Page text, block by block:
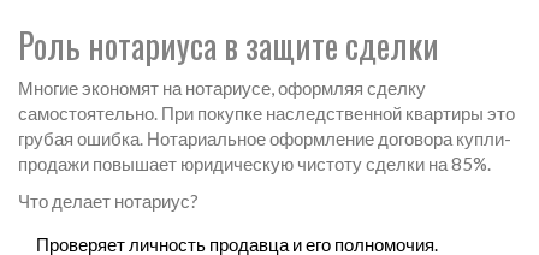
Роль нотариуса в защите сделки
Многие экономят на нотариусе, оформляя сделку
самостоятельно. При покупке наследственной квартиры это
грубая ошибка. Нотариальное оформление договора купли-
продажи повышает юридическую чистоту сделки на 85%.
Что делает нотариус?
Проверяет личность продавца и его полномочия.